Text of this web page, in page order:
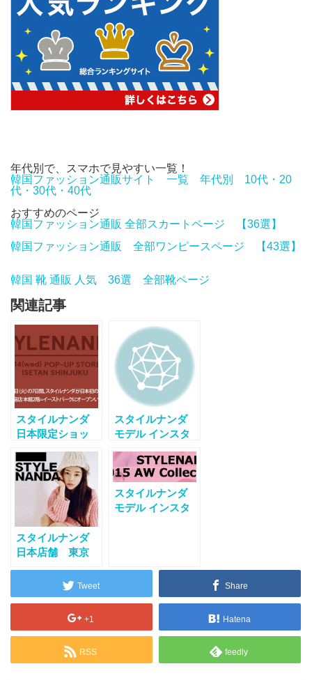
年代別で、スマホで見やすい一覧！
韓国ファッション通販サイト 一覧 年代別 10代・20
代・30代・40代
おすすめのページ
韓国ファッション通販 全部スカートページ 【36選】
韓国ファッション通販 全部ワンピースページ 【43選】
韓国 靴 通販 人気 36選 全部靴ページ
関連記事
スタイルナンダ
日本限定ショッ
丹 大阪・阪急
スタイルナンダ
モデル インスタ
スタイルナンダ
日本店舗 東京
大阪 阪急うめだ
本店
スタイルナンダ
モデル インスタ
Tweet Share
+1 Hatena
RSS feedly